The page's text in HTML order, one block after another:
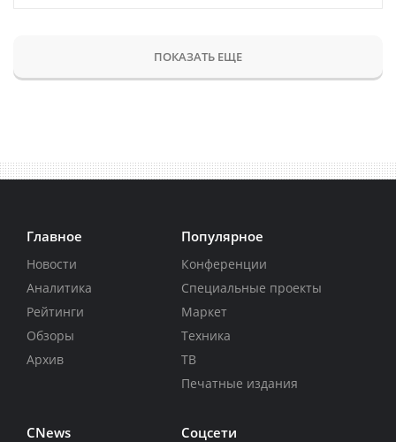
ПОКАЗАТЬ ЕЩЕ
Главное
Новости
Аналитика
Рейтинги
Обзоры
Архив
Популярное
Конференции
Специальные проекты
Маркет
Техника
ТВ
Печатные издания
CNews Соцсети